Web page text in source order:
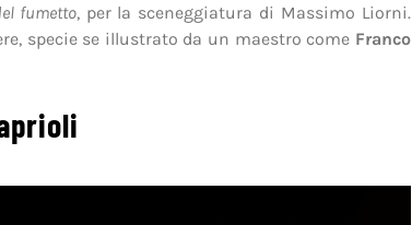
fumetto, per la sceneggiatura di Massimo Liorni.
specie se illustrato da un maestro come Franco